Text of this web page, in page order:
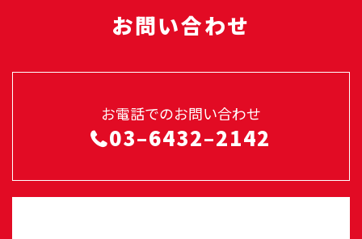
お問い合わせ
お電話でのお問い合わせ
03–6432–2142